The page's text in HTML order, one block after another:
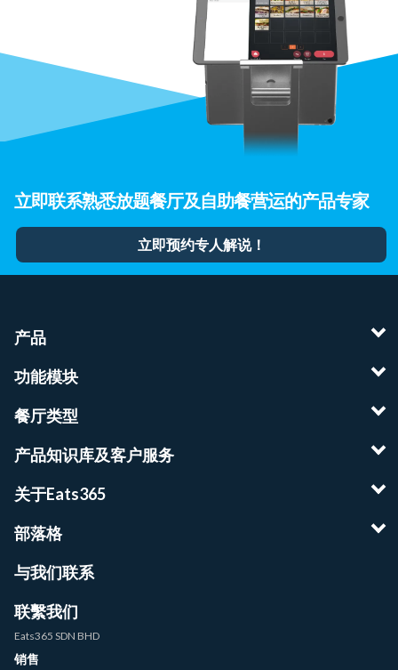
立即联系熟悉放题餐厅及自助餐营运的产品专家
立即预约专人解说！
产品
功能模块
餐厅类型
产品知识库及客户服务
关于Eats365
部落格
与我们联系
联繫我们
Eats365 SDN BHD
销售